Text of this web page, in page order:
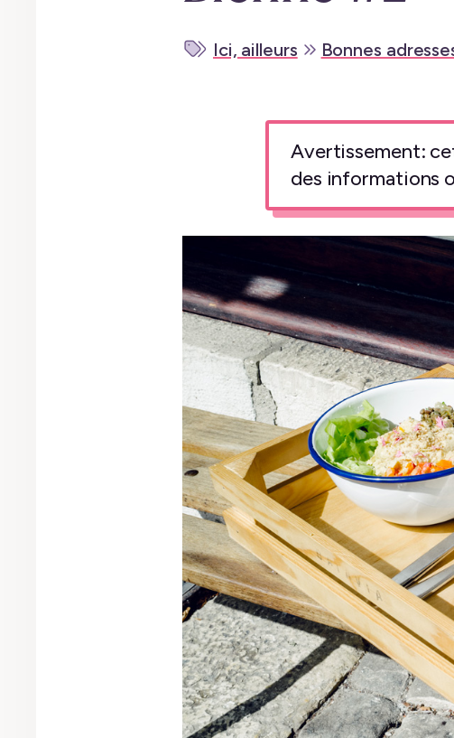
Ici, ailleurs Bonnes
Avertissement:
des informations